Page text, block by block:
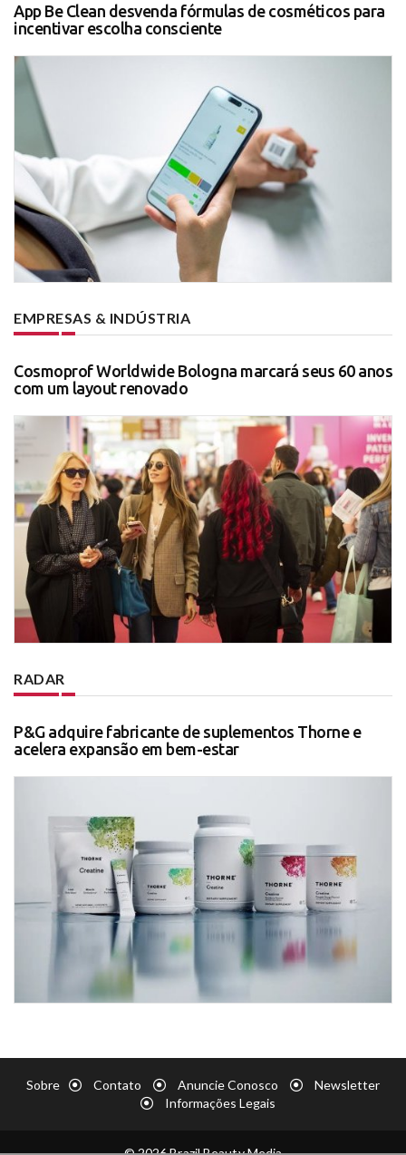
App Be Clean desvenda fórmulas de cosméticos para
incentivar escolha consciente
EMPRESAS & INDÚSTRIA
Cosmoprof Worldwide Bologna marcará seus 60 anos
com um layout renovado
RADAR
P&G adquire fabricante de suplementos Thorne e
acelera expansão em bem-estar
Sobre Contato Anuncie Conosco
Newsletter
Informações Legais